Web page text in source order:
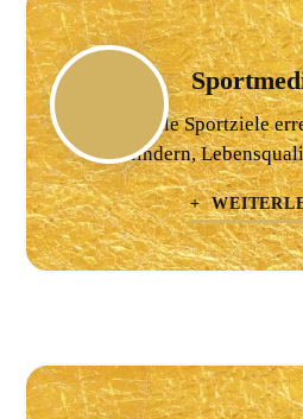
Individuelle Sportziele
lindern,
+